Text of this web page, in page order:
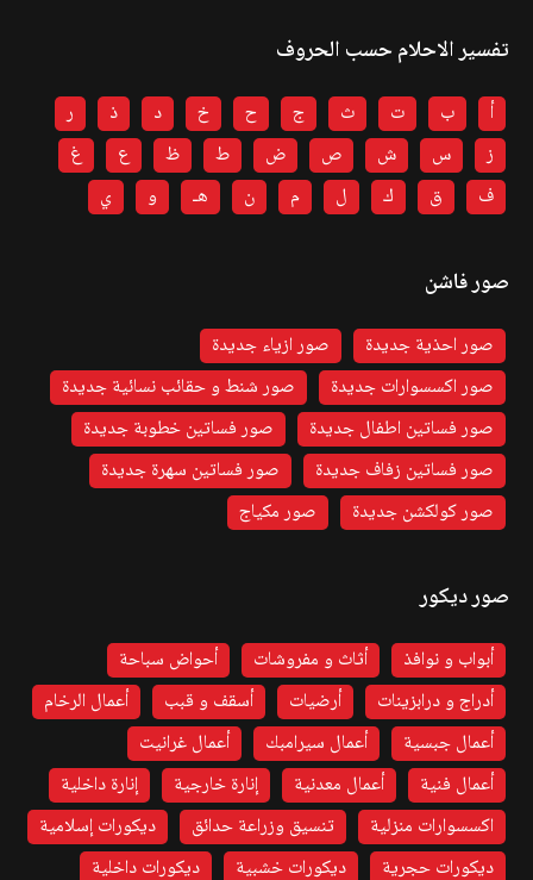
تفسير الاحلام حسب الحروف
أ ب ت ث ج ح خ د ذ
ر
ز
س ش ص ض ط ظ ع
غ
ف
ق ك ل م ن هـ و ي
صور فاشن
صور احذية جديدة
صور ازياء جديدة
صور اكسسوارات جديدة
صور شنط و حقائب نسائية جديدة
صور فساتين اطفال جديدة
صور فساتين خطوبة جديدة
صور فساتين زفاف جديدة
صور فساتين سهرة جديدة
صور كولكشن جديدة
صور مكياج
صور ديكور
أبواب و نوافذ أثاث و مفروشات
أحواض سباحة
أدراج و درابزينات
أرضيات أسقف و قبب
أعمال الرخام
أعمال جبسية
أعمال سيرامبك
أعمال غرانيت
أعمال فنية
أعمال معدنية إنارة خارجية
إنارة داخلية
اكسسوارات منزلية
تنسيق وزراعة حدائق
ديكورات إسلامية
ديكورات حجرية
ديكورات خشبية
ديكورات داخلية